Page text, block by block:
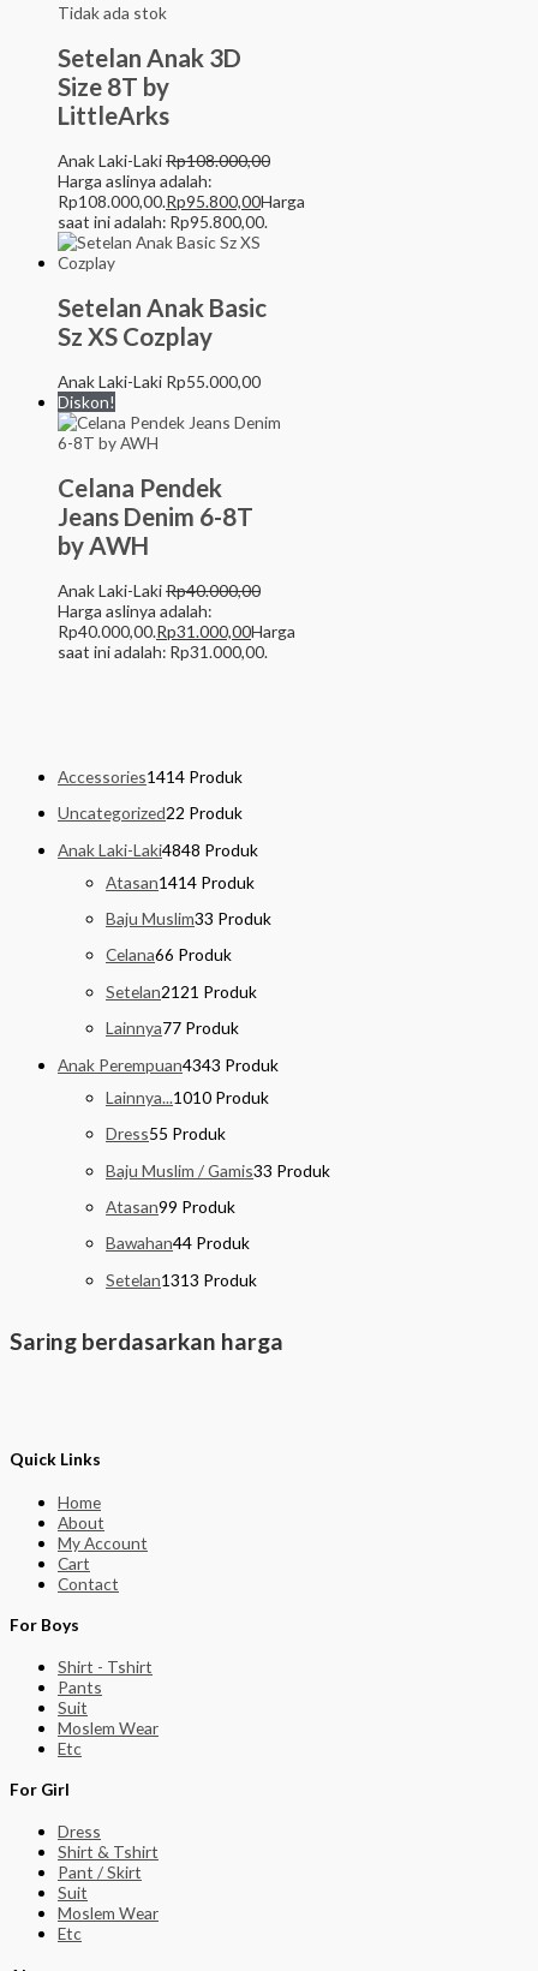
Accessories1414 Produk
Uncategorized22 Produk
Anak Laki-Laki4848 Produk
Atasan1414 Produk
Baju Muslim33 Produk
Celana66 Produk
Setelan21 21 Produk
Lainnya77 Produk
Anak Perempuan4343 Produk
Lainnya...1010 Produk
Dress55 Produk
Baju Muslim / Gamis33 Produk
Atasan99 Produk
Bawahan44 Produk
Setelan1313 Produk
Saring berdasarkan harga
Tidak ada stok
Setelan Anak 3D
Size 8T by
LittleArks
Anak Laki-LakiRp108.000,00
Harga aslinya adalah:
Rp108.000,00.Rp95.800,00Harga
saat ini adalah: Rp95.800,00.
Setelan Anak Basic
Sz XS Cozplay
Anak Laki-Laki Rp55.000,00
Diskon!
Celana Pendek
Jeans Denim 6-8T
by AWH
Anak Laki-LakiRp40.000,00
Harga aslinya adalah:
Rp40.000,00.Rp31.000,00Harga
saat ini adalah: Rp31.000,00.
Quick Links
Home
About
My Account
Cart
Contact
For Boys
Shirt - Tshirt
Pants
Suit
Moslem Wear
Etc
For Girl
Dress
Shirt & Tshirt
Pant / Skirt
Suit
Moslem Wear
Etc